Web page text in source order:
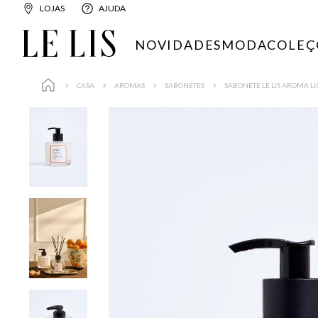
LOJAS AJUDA
NOVIDADESMODA
CASA AROMAS SABONETES SABONETE LE LIS AROMA